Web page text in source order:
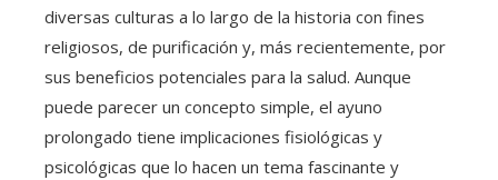
diversas culturas a lo largo de la historia con fines
religiosos, de purificación y, más recientemente, por
sus beneficios potenciales para la salud. Aunque
puede parecer un concepto simple, el ayuno
prolongado tiene implicaciones fisiológicas y
psicológicas que lo hacen un tema fascinante y